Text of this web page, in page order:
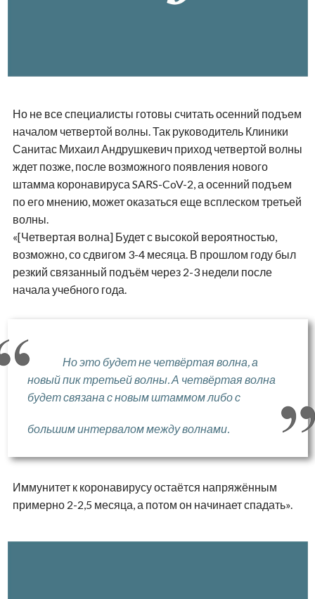
Но не все специалисты готовы считать осенний подъем
началом четвертой волны. Так руководитель Клиники
Санитас Михаил Андрушкевич приход четвертой волны
ждет позже, после возможного появления нового
штамма коронавируса SARS-CoV-2, а осенний подъем
по его мнению, может оказаться еще всплеском третьей
волны.
«[Четвертая волна] Будет с высокой вероятностью,
возможно, со сдвигом 3-4 месяца. В прошлом году был
резкий связанный подъём через 2-3 недели после
начала учебного года.
Но это будет не четвёртая волна, а
новый пик третьей волны. А четвёртая волна
будет связана с новым штаммом либо с
большим интервалом между волнами.
Иммунитет к коронавирусу остаётся напряжённым
примерно 2-2,5 месяца, а потом он начинает спадать».